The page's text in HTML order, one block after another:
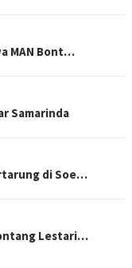
MAN Bont…
Samarinda
di Soe…
Lestari…